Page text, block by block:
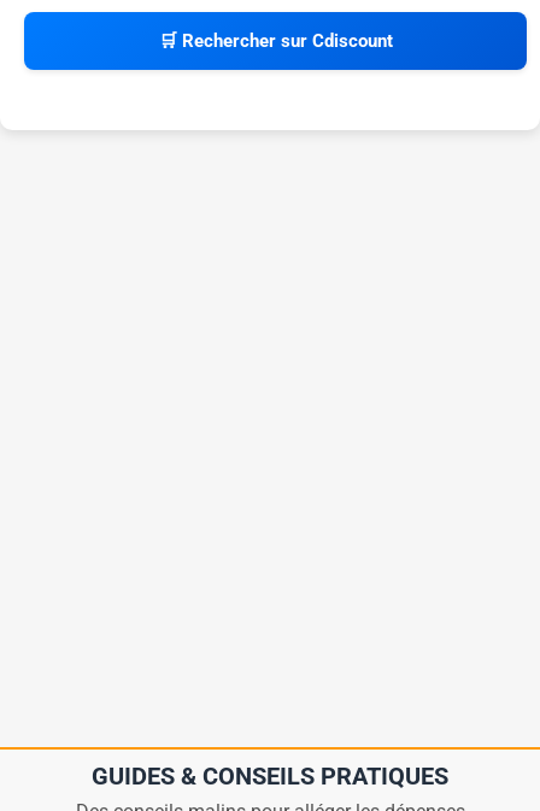
🛒 Rechercher sur Cdiscount
GUIDES & CONSEILS PRATIQUES